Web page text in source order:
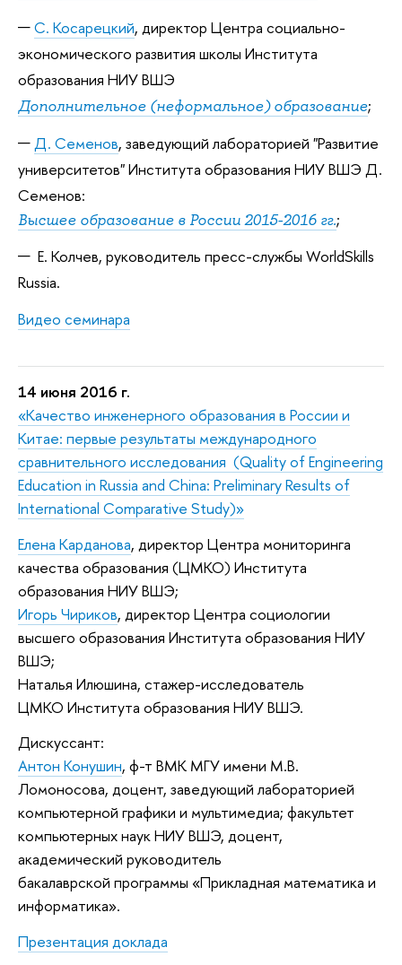
С. Косарецкий, директор Центра социально-
экономического развития школы Института
образования НИУ ВШЭ
Дополнительное (неформальное) образование;
Д. Семенов, заведующий лабораторией "Развитие
университетов" Института образования НИУ ВШЭ Д.
Семенов:
Высшее образование в России 2015-2016 гг.;
Е. Колчев, руководитель пресс-службы WorldSkills
Russia.
Видео семинара
14 июня 2016 г.
«Качество инженерного образования в России и
Китае: первые результаты международного
сравнительного исследования (Quality of Engineering
Education in Russia and China: Preliminary Results of
International Comparative Study)»
Елена Карданова, директор Центра мониторинга
качества образования (ЦМКО) Института
образования НИУ ВШЭ;
Игорь Чириков, директор Центра социологии
высшего образования Института образования НИУ
ВШЭ;
Наталья Илюшина, стажер-исследователь
ЦМКО Института образования НИУ ВШЭ.
Дискуссант:
Антон Конушин, ф-т ВМК МГУ имени М.В.
Ломоносова, доцент, заведующий лабораторией
компьютерной графики и мультимедиа; факультет
компьютерных наук НИУ ВШЭ, доцент,
академический руководитель
бакалаврской программы «Прикладная математика и
информатика».
Презентация доклада